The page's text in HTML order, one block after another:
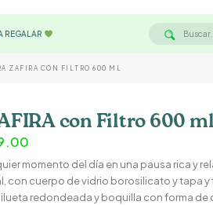
REGALAR
ZAFIRA CON FILTRO 600 ML
con Filtro 600 ml
actual
es:
S/29.00.
momento del día en una pausa rica y
con cuerpo de vidrio borosilicato y tapa
redondeada y boquilla con forma de